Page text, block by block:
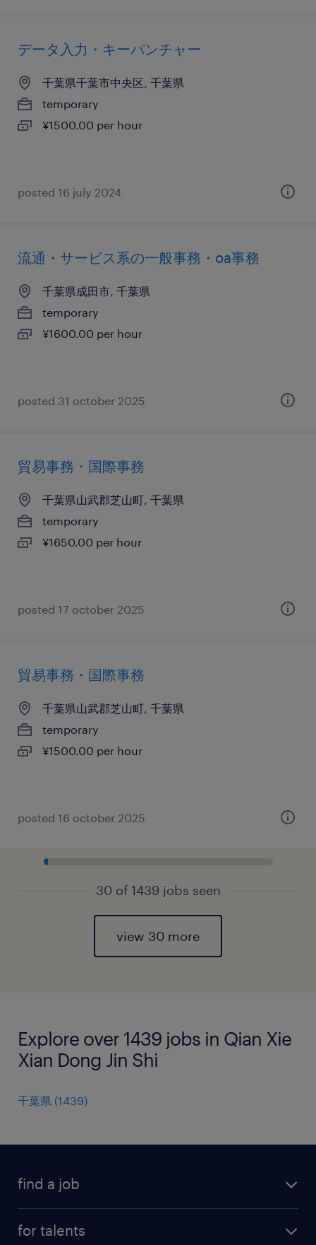
データ入力・キーパンチャー
千葉県千葉市中央区, 千葉県
temporary
¥1500.00 per hour
posted 16 july 2024
流通・サービス系の一般事務・oa事務
千葉県成田市, 千葉県
temporary
¥1600.00 per hour
posted 31 october 2025
貿易事務・国際事務
千葉県山武郡芝山町, 千葉県
temporary
¥1650.00 per hour
posted 17 october 2025
貿易事務・国際事務
千葉県山武郡芝山町, 千葉県
temporary
¥1500.00 per hour
posted 16 october 2025
30 of 1439 jobs seen
view 30 more
Explore over 1439 jobs in Qian Xie
Xian Dong Jin Shi
千葉県 (1439)
find a job
for talents